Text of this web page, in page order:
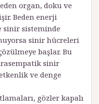
organ, doku ve
Beden enerji
sinir sisteminde
sinir hücreleri
başlar. Bu
sinir
ve denge
gözler kapalı